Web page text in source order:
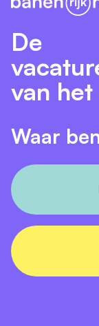
De
van
Waar